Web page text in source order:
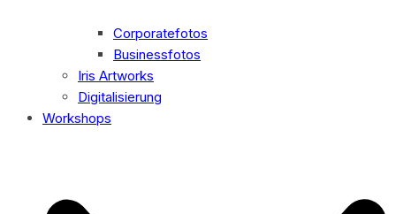
Corporatefotos
Businessfotos
Iris Artworks
Digitalisierung
Workshops